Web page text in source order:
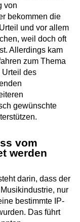
von
bekommen die
und vor allem
weil doch oft
Allerdings kam
zum Thema
Urteil des
gewünschte
vom
werden
darin, dass der
nur
bestimmte IP-
Das führt